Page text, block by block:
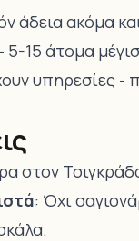
άδεια ακόμα
5-15 άτομα
υπηρεσίες -
στον
: Όχι